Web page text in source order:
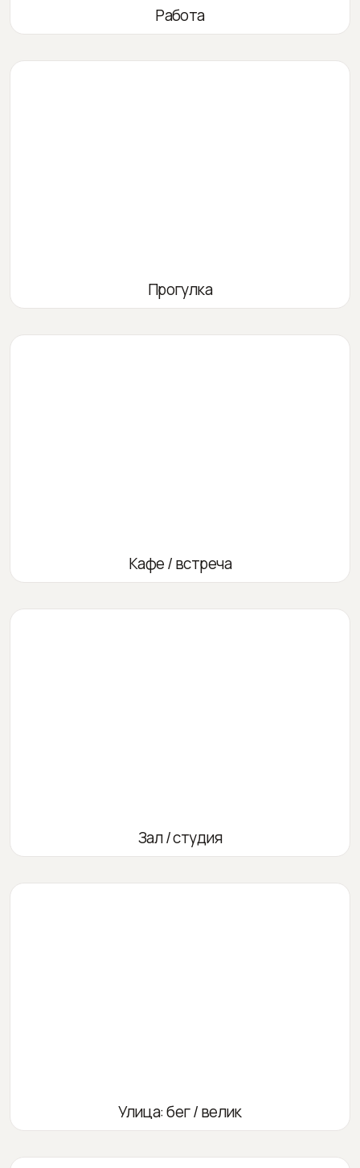
Работа
Прогулка
Кафе / встреча
Зал / студия
Улица: бег / велик